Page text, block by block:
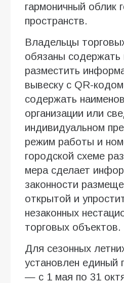
гармоничный облик
пространств.
Владельцы
обязаны содержать
разместить
вывеску с QR-
содержать
организации или
индивидуальном
режим работы и
городской схеме
мера сделает
законности
открытой и
незаконных
торговых объектов.
Для сезонных
установлен единый
— с 1 мая по 31